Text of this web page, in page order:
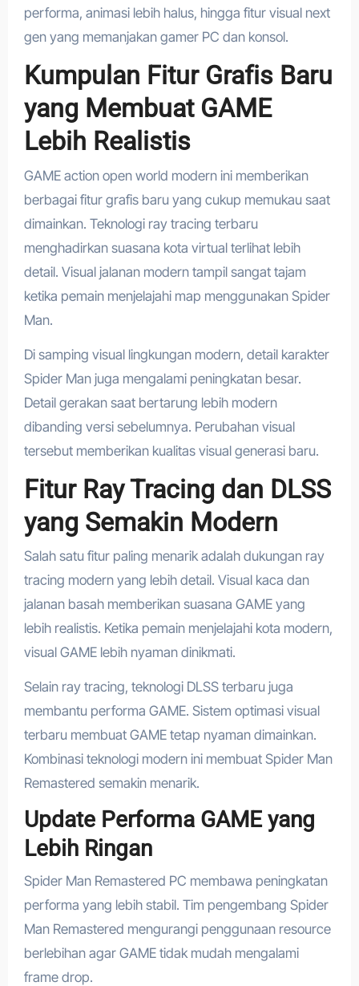
performa, animasi lebih halus, hingga fitur visual next
gen yang memanjakan gamer PC dan konsol.
Kumpulan Fitur Grafis Baru
yang Membuat GAME
Lebih Realistis
GAME action open world modern ini memberikan
berbagai fitur grafis baru yang cukup memukau saat
dimainkan. Teknologi ray tracing terbaru
menghadirkan suasana kota virtual terlihat lebih
detail. Visual jalanan modern tampil sangat tajam
ketika pemain menjelajahi map menggunakan Spider
Man.
Di samping visual lingkungan modern, detail karakter
Spider Man juga mengalami peningkatan besar.
Detail gerakan saat bertarung lebih modern
dibanding versi sebelumnya. Perubahan visual
tersebut memberikan kualitas visual generasi baru.
Fitur Ray Tracing dan DLSS
yang Semakin Modern
Salah satu fitur paling menarik adalah dukungan ray
tracing modern yang lebih detail. Visual kaca dan
jalanan basah memberikan suasana GAME yang
lebih realistis. Ketika pemain menjelajahi kota modern,
visual GAME lebih nyaman dinikmati.
Selain ray tracing, teknologi DLSS terbaru juga
membantu performa GAME. Sistem optimasi visual
terbaru membuat GAME tetap nyaman dimainkan.
Kombinasi teknologi modern ini membuat Spider Man
Remastered semakin menarik.
Update Performa GAME yang
Lebih Ringan
Spider Man Remastered PC membawa peningkatan
performa yang lebih stabil. Tim pengembang Spider
Man Remastered mengurangi penggunaan resource
berlebihan agar GAME tidak mudah mengalami
frame drop.